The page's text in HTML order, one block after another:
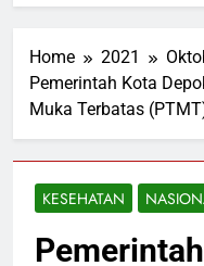
Home 2021
Pemerintah Kota
Muka Terbatas
KESEHATAN